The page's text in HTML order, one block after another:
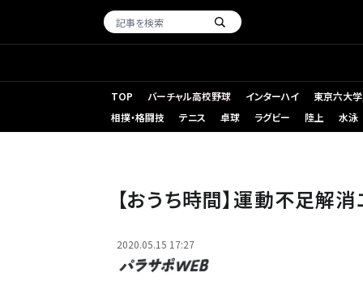
TOP バーチャル高校野球 インターハイ
東京六大
相撲・格闘技
テニス 卓球 ラグビー 陸上 水泳
【おうち時間】運動不足解
2020.05.15 17:27